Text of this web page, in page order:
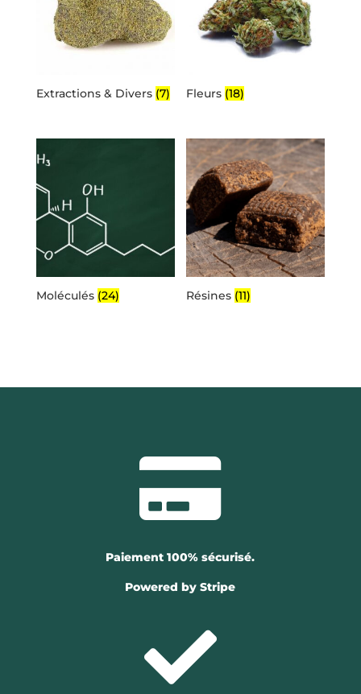
Extractions & Divers (7) Fleurs (18)
Moléculés (24) Résines (11)

Paiement 100% sécurisé.
Powered by Stripe
